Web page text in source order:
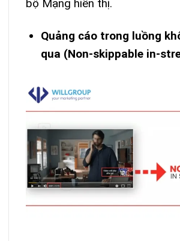
bộ Mạng hiển thị.
Quảng cáo trong luồng
qua (Non-skippable in-